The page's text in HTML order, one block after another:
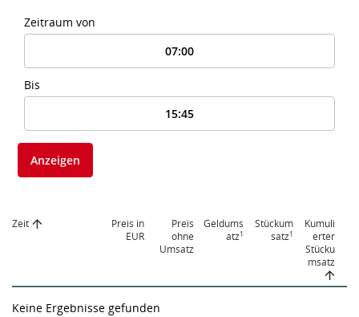
Zeitraum von
Bis
Anzeigen
Zeit
Preis in
EUR
Preis
ohne
Umsatz
Geldums
atz1
Stückum
satz1
Kumuli
erter
Stücku
msatz
Keine Ergebnisse gefunden